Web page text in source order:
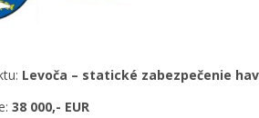
Levoča – statické zabezpečenie
38 000,- EUR